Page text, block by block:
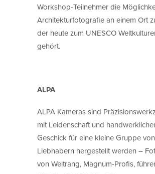
Workshop-Teilnehmer die
Architekturfotografie an einem Ort
der heute zum UNESCO
gehört.
ALPA
ALPA Kameras sind
mit Leidenschaft und
Geschick für eine kleine Gruppe von
Liebhabern hergestellt werden –
von Weltrang, Magnum-Profis,